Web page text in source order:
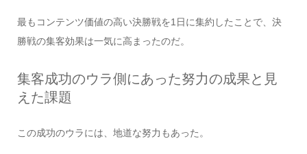
最もコンテンツ価値の高い決勝戦を1日に集約したことで、決
勝戦の集客効果は一気に高まったのだ。
集客成功のウラ側にあった努力の成果と見
えた課題
この成功のウラには、地道な努力もあった。